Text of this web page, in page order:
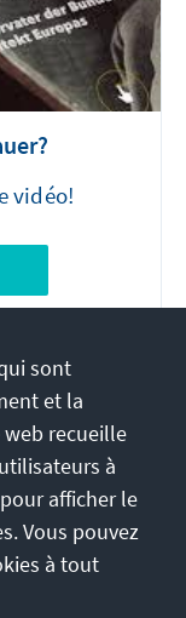
vidéo!
sont
et la
recueille
à
afficher le
Vous pouvez
à tout